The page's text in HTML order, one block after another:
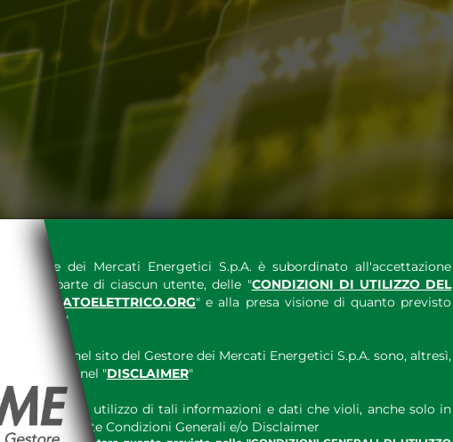
Gestore dei Mercati Energetici S.p.A. è subordinato all'accettazione
da parte di ciascun utente, delle "CONDIZIONI DI UTILIZZO DEL
" e alla presa visione di quanto previsto
"
presenti nel sito del Gestore dei Mercati Energetici S.p.A. sono, altresì,
previsto nel "DISCLAIMER"
qualsiasi utilizzo di tali informazioni e dati che violi, anche solo in
nelle suddette Condizioni Generali e/o Disclaimer